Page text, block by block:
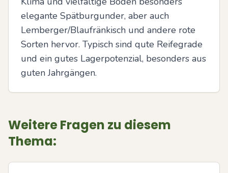
elegante Spätburgunder, aber auch
Lemberger/Blaufränkisch und andere rote
Sorten hervor. Typisch sind qute Reifegrade
und ein gutes Lagerpotenzial, besonders aus
guten Jahrgängen.
Weitere Fragen zu diesem
Thema: